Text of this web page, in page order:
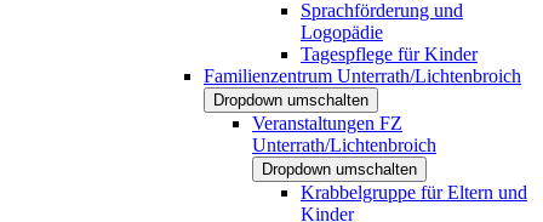
Sprachförderung und
Logopädie
Tagespflege für Kinder
Familienzentrum Unterrath/Lichtenbroich
Dropdown umschalten
Veranstaltungen FZ
Unterrath/Lichtenbroich
Dropdown umschalten
Krabbelgruppe für Eltern und
Kinder